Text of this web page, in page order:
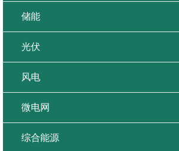
储能
光伏
风电
微电网
综合能源